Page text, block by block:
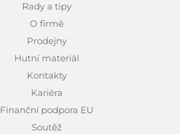
Rady a tipy
O firmě
Prodejny
Hutní materiál
Kontakty
Kariéra
Finanční podpora EU
Soutěž